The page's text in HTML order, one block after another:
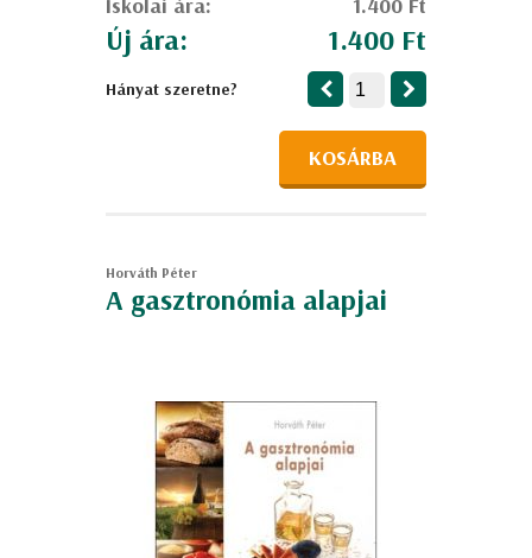
Új ára: 1.400 Ft
Hányat szeretne?
KOSÁRBA
Horváth Péter
A gasztronómia alapjai